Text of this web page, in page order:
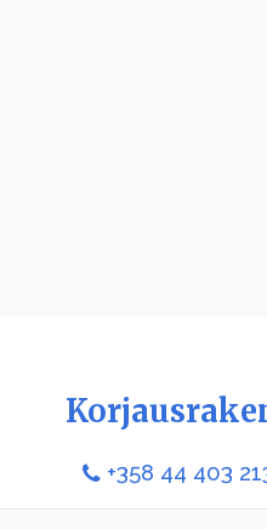
+358 44 403